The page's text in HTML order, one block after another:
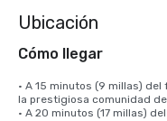
Ubicación
Cómo llegar
• A 15 minutos (9 millas)
la prestigiosa comunidad
• A 20 minutos (17 millas)